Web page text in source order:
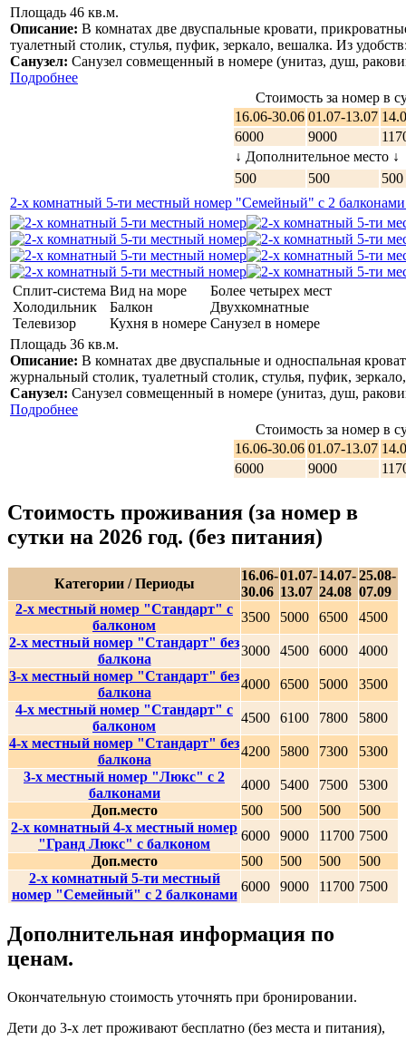
Площадь 46 кв.м.
Описание: В комнатах две двуспальные кровати,
туалетный столик, стулья, пуфик, зеркало, вешалка. Из
Санузел: Санузел совмещенный в номере (унитаз, душ,
Подробнее
Стоимость за номер в
16.06-30.06 01.07-13.07
6000
9000
↓ Дополнительное место ↓
500
500
500
2-х комнатный 5-ти местный номер "Семейный" с 2
Сплит-система
Холодильник
Телевизор
Вид на море
Балкон
Кухня в номере
Более четырех мест
Двухкомнатные
Санузел в номере
Площадь 36 кв.м.
Описание: В комнатах две двуспальные и односпальная
журнальный столик, туалетный столик, стулья, пуфик,
Санузел: Санузел совмещенный в номере (унитаз, душ,
Подробнее
Стоимость за номер в
16.06-30.06 01.07-13.07
6000
9000
Стоимость проживания (за номер в
сутки на 2026 год. (без питания)
Категории / Периоды
16.06-
30.06
01.07-
13.07
14.07-
24.08
25.08-
07.09
2-х местный номер "Стандарт" с
балконом
3500 5000 6500
4500
2-х местный номер "Стандарт" без
балкона
3000 4500 6000
4000
3-х местный номер "Стандарт" без
балкона
4000 6500 5000
3500
4-х местный номер "Стандарт" с
балконом
4500 6100 7800
5800
4-х местный номер "Стандарт" без
балкона
4200 5800 7300
5300
3-х местный номер "Люкс" с 2
балконами
4000 5400 7500
5300
Доп.место
500 500 500
500
2-х комнатный 4-х местный номер
"Гранд Люкс" с балконом
6000 9000 11700 7500
Доп.место
500 500 500
500
2-х комнатный 5-ти местный
номер "Семейный" с 2 балконами
6000 9000 11700 7500
Дополнительная информация по
ценам.
Окончательную стоимость уточнять при бронировании.
Дети до 3-х лет проживают бесплатно (без места и питания),